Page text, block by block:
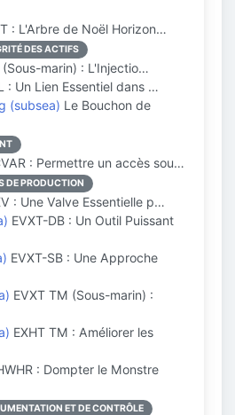
: L'Arbre de Noël Horizon…
DES ACTIFS
(Sous-marin) : L'Injectio…
: Un Lien Essentiel dans …
(subsea) Le Bouchon de
: Permettre un accès sou…
DE PRODUCTION
: Une Valve Essentielle p…
EVXT-DB : Un Outil Puissant
EVXT-SB : Une Approche
EVXT TM (Sous-marin) :
EXHT TM : Améliorer les
: Dompter le Monstre
ET DE CONTRÔLE